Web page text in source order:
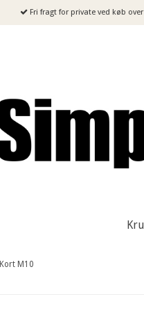
Fri fragt for private ved køb over
Kort M10